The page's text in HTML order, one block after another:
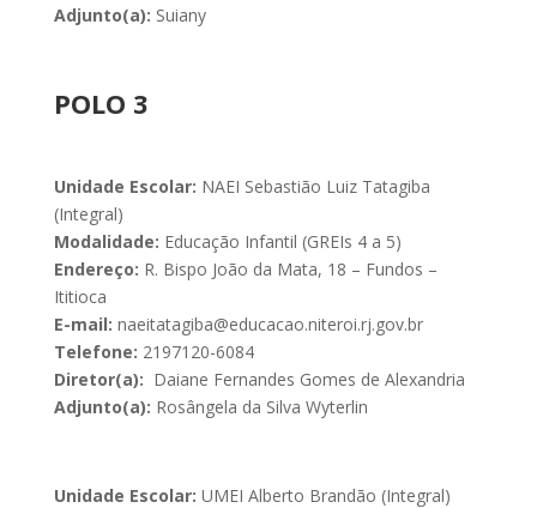
Adjunto(a): Suiany
POLO 3
Unidade Escolar: NAEI Sebastião Luiz Tatagiba
(Integral)
Modalidade: Educação Infantil (GREIs 4 a 5)
Endereço: R. Bispo João da Mata, 18 – Fundos –
Ititioca
E-mail: naeitatagiba@educacao.niteroi.rj.gov.br
Telefone: 2197120-6084
Diretor(a): Daiane Fernandes Gomes de Alexandria
Adjunto(a): Rosângela da Silva Wyterlin
Unidade Escolar: UMEI Alberto Brandão (Integral)